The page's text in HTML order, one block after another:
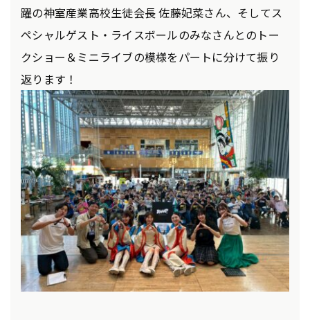
躍の神室産業高校生徒会長 佐藤妃菜さん、そしてス
ペシャルゲスト・ライスボールのみなさんとのトー
クショー＆ミニライブの模様をパートに分けて振り
返ります！